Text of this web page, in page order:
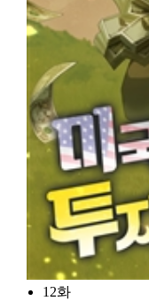
12화